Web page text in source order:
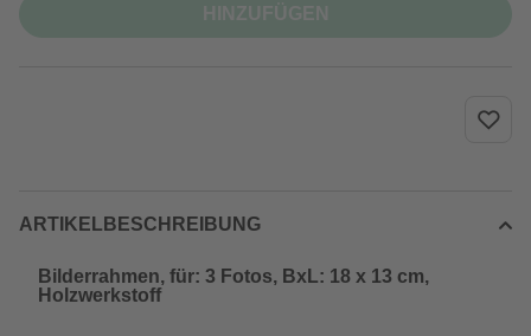
ARTIKELBESCHREIBUNG
Bilderrahmen, für: 3 Fotos, BxL: 18 x 13 cm,
Holzwerkstoff